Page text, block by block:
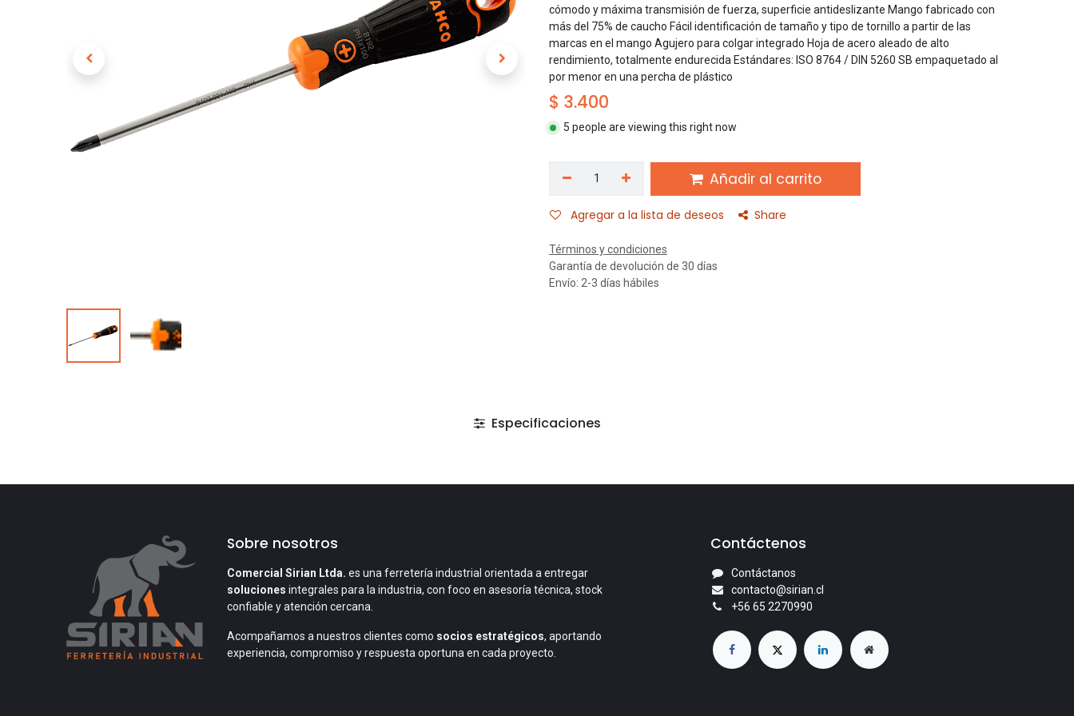
cómodo y máxima transmisión de fuerza, superficie antideslizante Mango fabricado con
más del 75% de caucho Fácil identificación de tamaño y tipo de tornillo a partir de las
marcas en el mango Agujero para colgar integrado Hoja de acero aleado de alto
rendimiento, totalmente endurecida Estándares: ISO 8764 / DIN 5260 SB empaquetado al
por menor en una percha de plástico
$ 3.400
5 people are viewing this right now
Añadir al carrito
Agregar a la lista de deseos Share
Términos y condiciones
Garantía de devolución de 30 días
Envío: 2-3 días hábiles
Especificaciones
Sobre nosotros
Comercial Sirian Ltda. es una ferretería industrial orientada a entregar
soluciones integrales para la industria, con foco en asesoría técnica, stock
confiable y atención cercana.
Acompañamos a nuestros clientes como socios estratégicos, aportando
experiencia, compromiso y respuesta oportuna en cada proyecto.
Contáctenos
Contáctanos
contacto@sirian.cl
+56 65 2270990